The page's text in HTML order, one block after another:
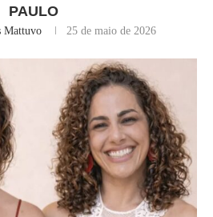
PAULO
Mattuvo 25 de maio de 2026